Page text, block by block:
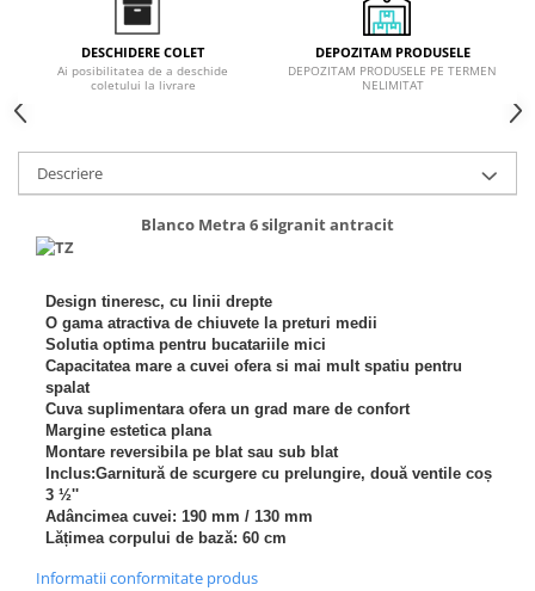
Plite cu hota integrata
DESCHIDERE COLET
Ai posibilitatea de a deschide
coletului la livrare
DEPOZITAM PRODUSELE
DEPOZITAM PRODUSELE PE TERMEN
NELIMITAT
Descriere
Blanco Metra 6 silgranit antracit
Design tineresc, cu linii drepte
O gama atractiva de chiuvete la preturi medii
Solutia optima pentru bucatariile mici
Capacitatea mare a cuvei ofera si mai mult spatiu pentru
spalat
Cuva suplimentara ofera un grad mare de confort
Margine estetica plana
Montare reversibila pe blat sau sub blat
Inclus:Garnitură de scurgere cu prelungire, două ventile coș
3 ½''
Adâncimea cuvei: 190 mm / 130 mm
Lățimea corpului de bază: 60 cm
Informatii conformitate produs